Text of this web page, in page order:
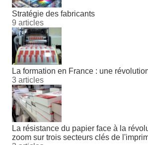
Stratégie des fabricants
9 articles
La formation en France : une
3 articles
La résistance du papier face à la
zoom sur trois secteurs clés de